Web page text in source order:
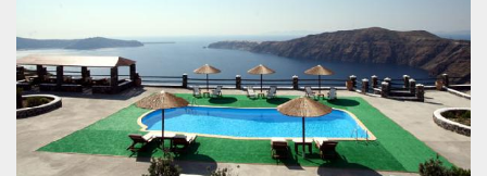
Βιβλία
Ειδήσεις
Παιχνίδια